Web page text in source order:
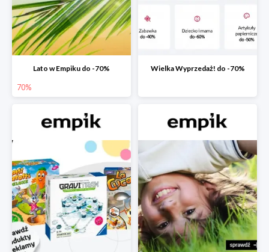
Lato w Empiku do -70%
70%
Wielka Wyprzedaż! do -70%